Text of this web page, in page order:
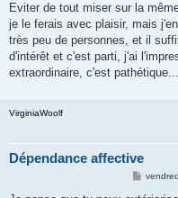
Eviter de tout miser sur la
je le ferais avec plaisir, mais
très peu de personnes, et il
d'intérêt et c'est parti, j'ai
extraordinaire, c'est pathétique...
VirginiaWoolf
Dépendance affective
M